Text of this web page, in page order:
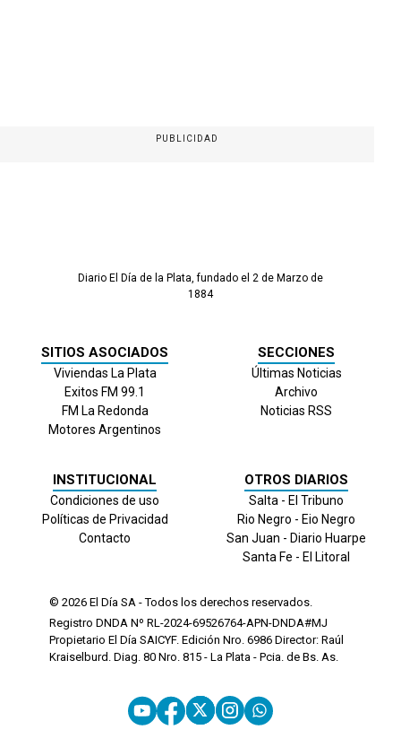
PUBLICIDAD
Diario El Día de la Plata, fundado el 2 de Marzo de
1884
SITIOS ASOCIADOS
Viviendas La Plata
Exitos FM 99.1
FM La Redonda
Motores Argentinos
SECCIONES
Últimas Noticias
Archivo
Noticias RSS
INSTITUCIONAL
Condiciones de uso
Políticas de Privacidad
Contacto
OTROS DIARIOS
Salta - El Tribuno
Rio Negro - Eio Negro
San Juan - Diario Huarpe
Santa Fe - El Litoral
© 2026 El Día SA - Todos los derechos reservados.
Registro DNDA Nº RL-2024-69526764-APN-DNDA#MJ
Propietario El Día SAICYF. Edición Nro. 6986 Director: Raúl
Kraiselburd. Diag. 80 Nro. 815 - La Plata - Pcia. de Bs. As.